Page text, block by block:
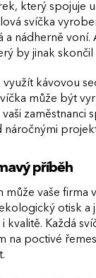
který spojuje
svíčka
a nádherně voní.
by jinak
kávovou
může být
zaměstnanci
náročnými
příběh
může vaše firma
otisk a
kvalitě. Každá
na poctivé